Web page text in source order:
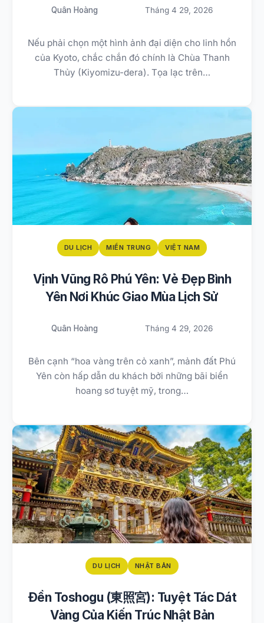
Quân Hoàng Tháng 4 29, 2026
Nếu phải chọn một hình ảnh đại diện cho linh hồn
của Kyoto, chắc chắn đó chính là Chùa Thanh
Thủy (Kiyomizu-dera). Tọa lạc trên…
DU LỊCH MIỀN TRUNG VIỆT NAM
Vịnh Vũng Rô Phú Yên: Vẻ Đẹp Bình
Yên Nơi Khúc Giao Mùa Lịch Sử
Quân Hoàng Tháng 4 29, 2026
Bên cạnh “hoa vàng trên cỏ xanh”, mảnh đất Phú
Yên còn hấp dẫn du khách bởi những bãi biển
hoang sơ tuyệt mỹ, trong…
DU LỊCH NHẬT BẢN
Đền Toshogu (東照宮): Tuyệt Tác Dát
Vàng Của Kiến Trúc Nhật Bản